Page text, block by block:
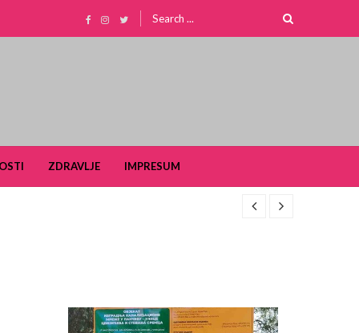
Search
ZDRAVLJE IMPRESUM